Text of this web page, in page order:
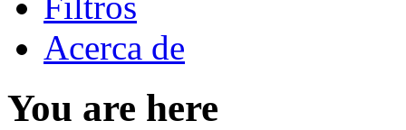
Acerca de
You are here